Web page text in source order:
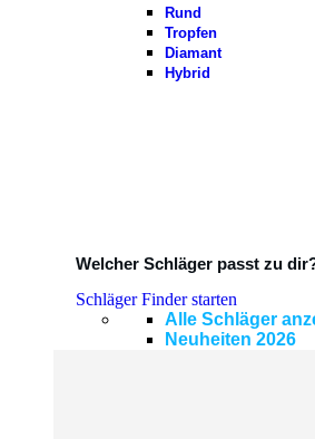
Rund
Tropfen
Diamant
Hybrid
Welcher Schläger passt zu
Schläger Finder starten
Alle Schläger
Neuheiten 2026